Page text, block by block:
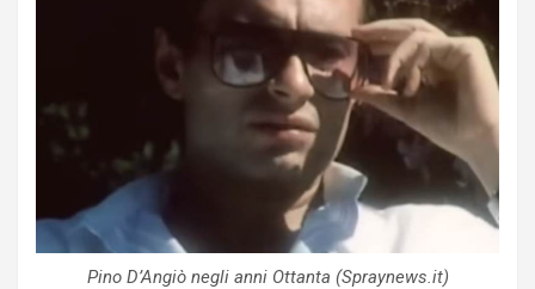
Pino D’Angiò negli anni Ottanta (Spraynews.it)